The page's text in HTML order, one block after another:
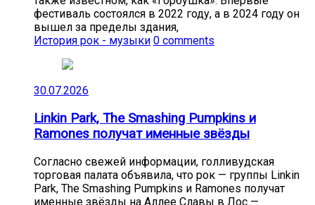
фестиваль состоялся в 2022 году, а в 2024 году он
вышел за пределы здания,
История рок - музыки 0 comments
30.07.2026
Linkin Park, The Smashing Pumpkins и
Ramones получат именные звёзды
Согласно свежей информации, голливудская
торговая палата объявила, что рок — группы Linkin
Park, The Smashing Pumpkins и Ramones получат
именные звёзды на Аллее Славы в Лос —